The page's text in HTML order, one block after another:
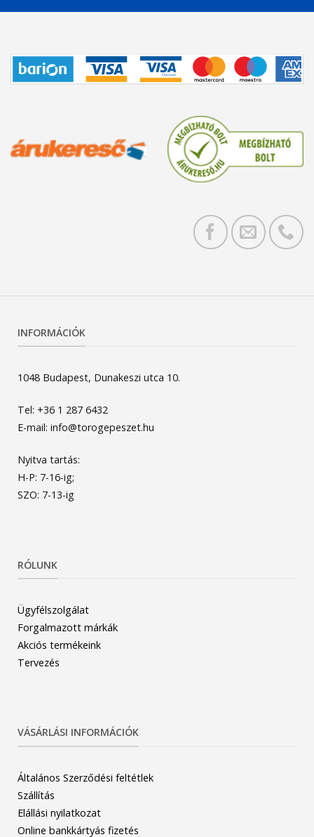
INFORMÁCIÓK
1048 Budapest, Dunakeszi utca 10.
Tel: +36 1 287 6432
E-mail: info@torogepeszet.hu
Nyitva tartás:
H-P: 7-16-ig;
SZO: 7-13-ig
RÓLUNK
Ügyfélszolgálat
Forgalmazott márkák
Akciós termékeink
Tervezés
VÁSÁRLÁSI INFORMÁCIÓK
Általános Szerződési feltétlek
Szállítás
Elállási nyilatkozat
Online bankkártyás fizetés